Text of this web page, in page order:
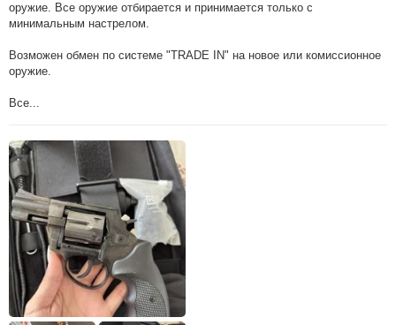
оружие. Все оружие отбирается и принимается только с
минимальным настрелом.
Возможен обмен по системе "TRADE IN" на новое или комиссионное
оружие.
Все...